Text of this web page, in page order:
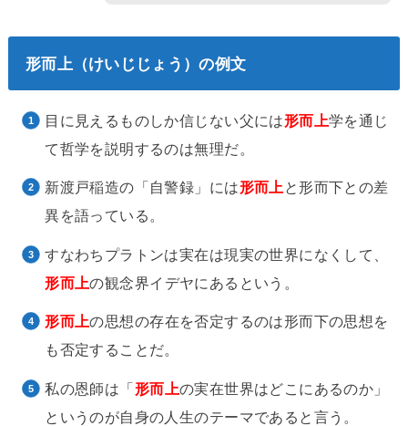
形而上（けいじじょう）の例文
目に見えるものしか信じない父には形而上学を通じ
て哲学を説明するのは無理だ。
新渡戸稲造の「自警録」には形而上 と形而下との差
異を語っている。
すなわちプラトンは実在は現実の世界になくして、
形而上の観念界イデヤにあるという。
形而上の思想の存在を否定するのは形而下の思想を
も否定することだ。
私の恩師は「形而上の実在世界はどこにあるのか」
というのが自身の人生のテーマであると言う。